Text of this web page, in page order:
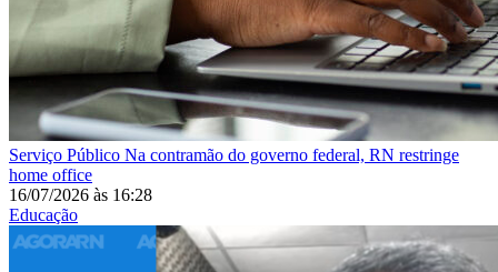
Serviço Público Na contramão do governo federal, RN restringe
home office
16/07/2026 às 16:28
Educação